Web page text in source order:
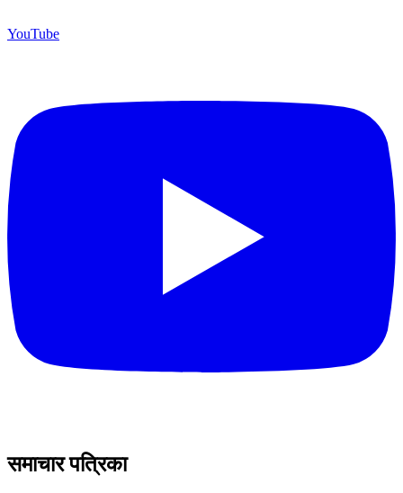
YouTube
समाचार पत्रिका